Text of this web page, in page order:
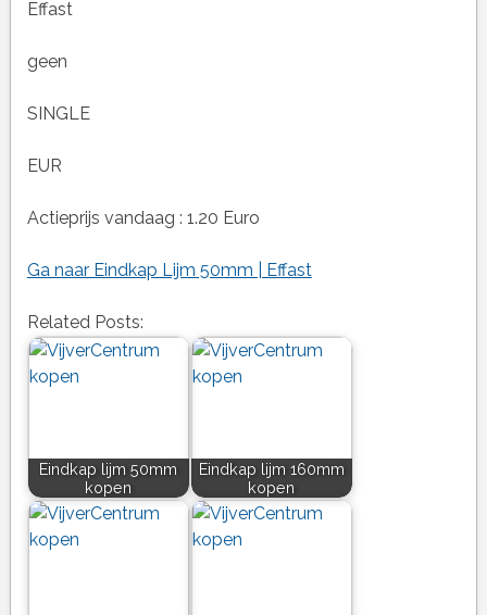
Effast
geen
SINGLE
EUR
Actieprijs vandaag : 1.20 Euro
Ga naar Eindkap Lijm 50mm | Effast
Related Posts:
Eindkap lijm 50mm
kopen
Eindkap lijm 160mm
kopen